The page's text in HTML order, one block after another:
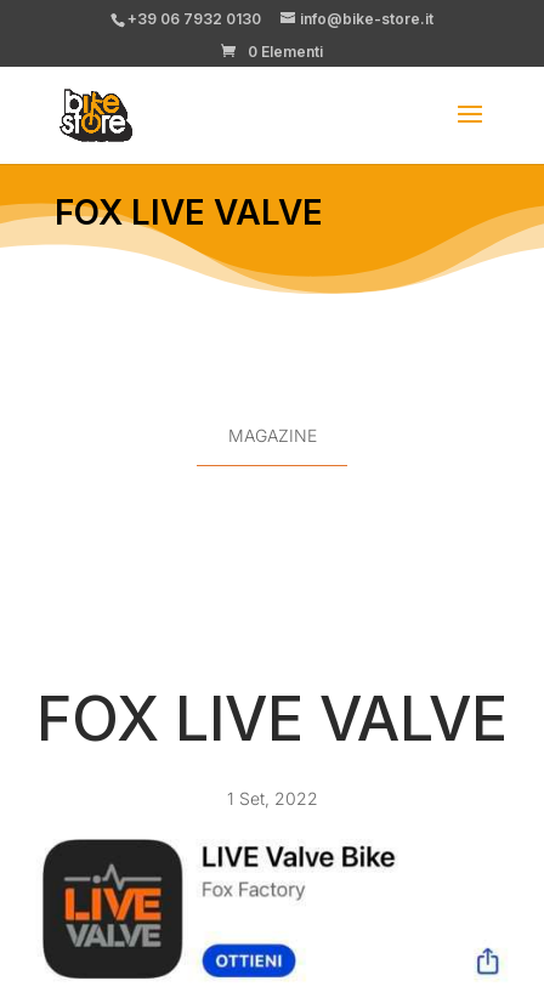
+39 06 7932 0130
info@bike-store.it
0 Elementi
FOX LIVE VALVE
MAGAZINE
FOX LIVE VALVE
1 Set, 2022